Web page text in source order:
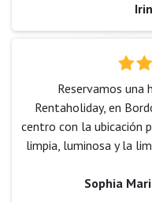
Reservamos una
Rentaholiday, en
centro con la ubicación
limpia, luminosa y la
Sophia